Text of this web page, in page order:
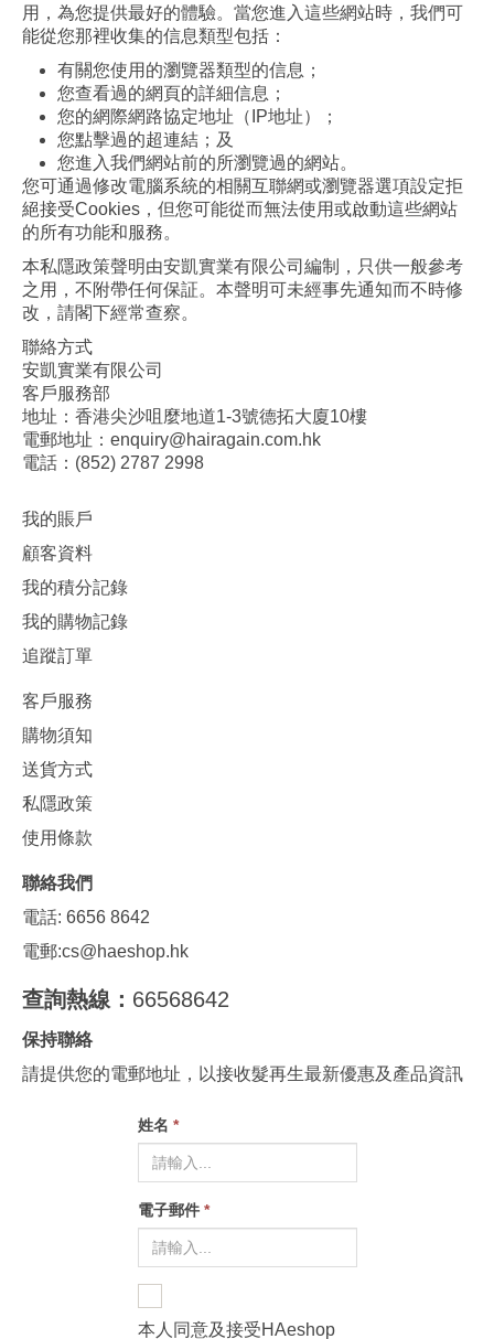
用，為您提供最好的體驗。當您進入這些網站時，我們可
能從您那裡收集的信息類型包括：
有關您使用的瀏覽器類型的信息；
您查看過的網頁的詳細信息；
您的網際網路協定地址（IP地址）；
您點擊過的超連結；及
您進入我們網站前的所瀏覽過的網站。
您可通過修改電腦系統的相關互聯網或瀏覽器選項設定拒
絕接受Cookies，但您可能從而無法使用或啟動這些網站
的所有功能和服務。
本私隱政策聲明由安凱實業有限公司編制，只供一般參考
之用，不附帶任何保証。本聲明可未經事先通知而不時修
改，請閣下經常查察。
聯絡方式
安凱實業有限公司
客戶服務部
地址：香港尖沙咀麼地道1-3號德拓大廈10樓
電郵地址：enquiry@hairagain.com.hk
電話：(852) 2787 2998
我的賬戶
顧客資料
我的積分記錄
我的購物記錄
追蹤訂單
客戶服務
購物須知
送貨方式
私隱政策
使用條款
聯絡我們
電話: 6656 8642
電郵:cs@haeshop.hk
查詢熱線： 66568642
保持聯絡
請提供您的電郵地址，以接收髮再生最新優惠及產品資訊
姓名 *
電子郵件 *
本人同意及接受HAeshop